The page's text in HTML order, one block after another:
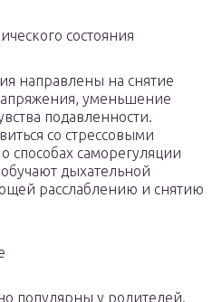
состояния
направлены на снятие
уменьшение
подавленности.
со стрессовыми
способах саморегуляции
дыхательной
расслаблению и снятию
популярны у родителей.